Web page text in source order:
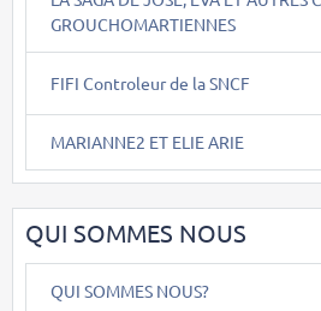
GROUCHOMARTIENNES
FIFI Controleur de la SNCF
MARIANNE2 ET ELIE ARIE
QUI SOMMES NOUS
QUI SOMMES NOUS?